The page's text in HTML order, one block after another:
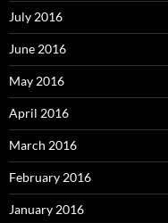
July 2016
June 2016
May 2016
April 2016
March 2016
February 2016
January 2016